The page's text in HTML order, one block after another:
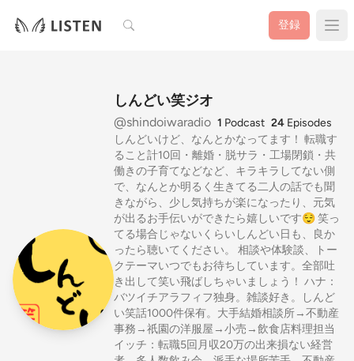
検索 登録
しんどい笑ジオ
@shindoiwaradio 1 Podcast 24 Episodes
しんどいけど、なんとかなってます！ 転職す
ること計10回・離婚・脱サラ・工場閉鎖・共
働きの子育てなどなど、キラキラしてない側
で、なんとか明るく生きてる二人の話でも聞
きながら、少し気持ちが楽になったり、元気
が出るお手伝いができたら嬉しいです😌 笑っ
てる場合じゃないくらいしんどい日も、良か
ったら聴いてください。 相談や体験談、トー
クテーマいつでもお待ちしています。全部吐
き出して笑い飛ばしちゃいましょう！ ハナ：
バツイチアラフィフ独身。雑談好き。しんど
い笑話1000件保有。大手結婚相談所→不動産
事務→祇園の洋服屋→小売→飲食店料理担当
イッチ：転職5回月収20万の出来損ない経営